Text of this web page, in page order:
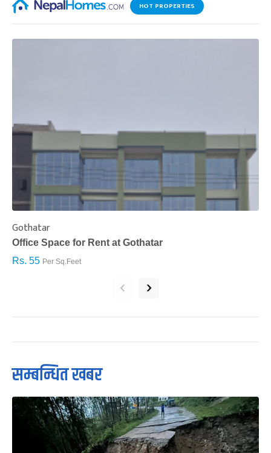
HOT PROPERTIES
Gothatar
Office Space for Rent at Gothatar
Rs. 55 Per Sq.Feet
‹ ›
सम्बन्धित खबर